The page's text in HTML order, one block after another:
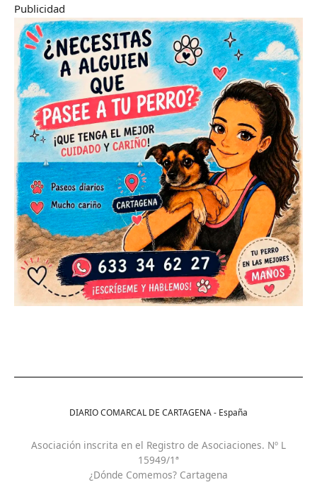
Publicidad
DIARIO COMARCAL DE CARTAGENA - España
Asociación inscrita en el Registro de Asociaciones. Nº L
15949/1ª
¿Dónde Comemos? Cartagena